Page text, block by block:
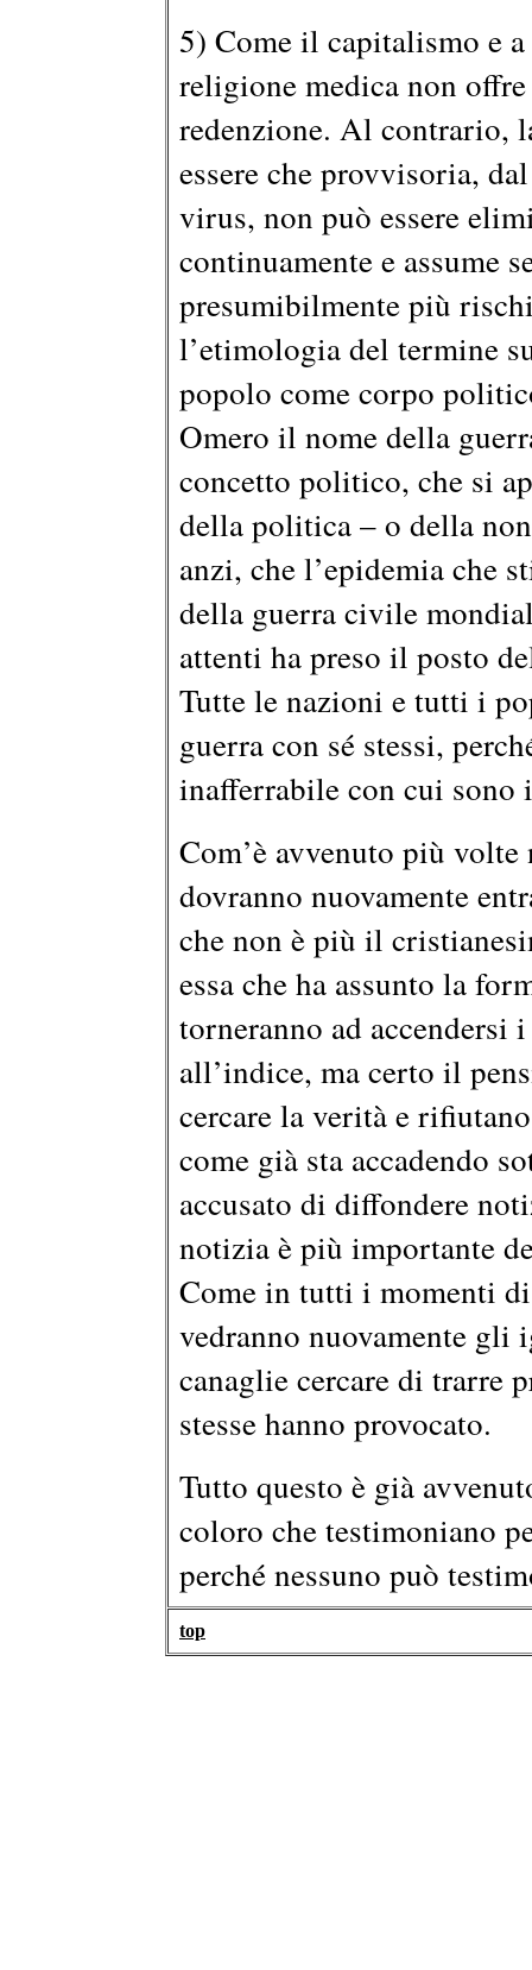
5) Come il capitalismo e
religione medica non
redenzione. Al contrario,
essere che provvisoria,
virus, non può essere
continuamente e assume
presumibilmente più
l’etimologia del termine
popolo come corpo
Omero il nome della
concetto politico, che si
della politica – o della
anzi, che l’epidemia che
della guerra civile
attenti ha preso il posto
Tutte le nazioni e tutti i
guerra con sé stessi,
inafferrabile con cui
Com’è avvenuto più
dovranno nuovamente
che non è più il
essa che ha assunto la
torneranno ad
all’indice, ma certo il
cercare la verità e
come già sta accadendo
accusato di diffondere
notizia è più importante
Come in tutti i momenti
vedranno nuovamente
canaglie cercare di trarre
stesse hanno provocato.
Tutto questo è già
coloro che testimoniano
perché nessuno può
top